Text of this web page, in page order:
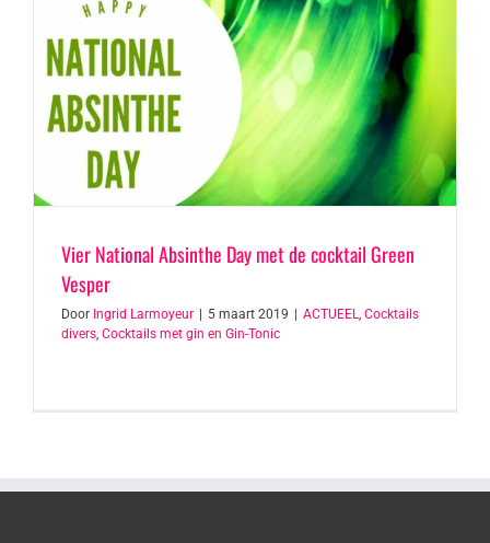
Vier National Absinthe Day met de cocktail Green
Vesper
Door Ingrid Larmoyeur 5 maart 2019 ACTUEEL, Cocktails
divers, Cocktails met gin en Gin-Tonic